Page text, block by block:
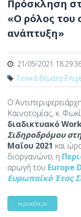
Πρόσκληση
«Ο ρόλος του
ανάπτυξη»
21/05/2021
Γενικά θέματα
Ο
Καινοτομίας, κ.
διαδικτυακό
Σιδηροδρόμου
Μαΐου 2021 και
διοργανώνει η
αρωγή του Europe
Ευρωπαϊκό Έτος
περισσότερα